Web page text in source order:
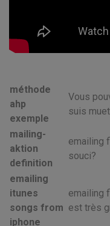
méthode
ahp
exemple
Vous
suis
mailing-
aktion
definition
emailing
souci?
emailing
itunes
songs from
iphone
emailing
est très